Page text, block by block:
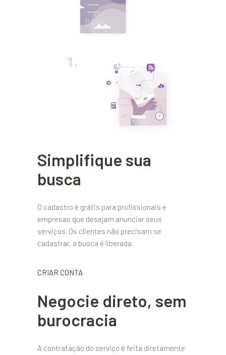
Simplifique sua
busca
O cadastro é grátis para profissionais e
empresas que desejam anunciar seus
serviços. Os clientes não precisam se
cadastrar, a busca é liberada.
CRIAR CONTA
Negocie direto, sem
burocracia
A contratação do serviço é feita diretamente